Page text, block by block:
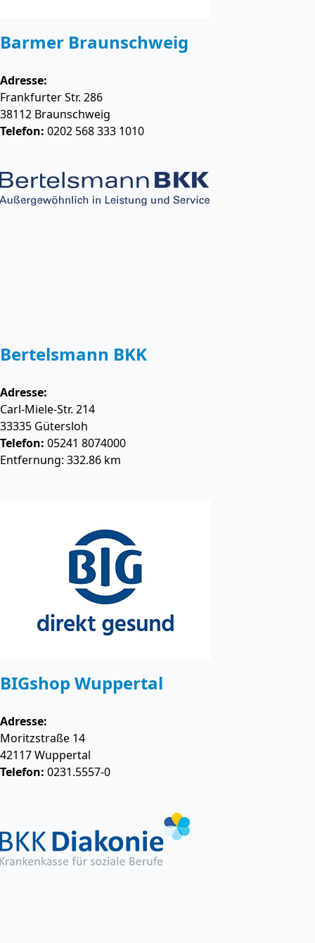
Barmer Braunschweig
Adresse:
Frankfurter Str. 286
38112 Braunschweig
Telefon: 0202 568 333 1010
Bertelsmann BKK
Adresse:
Carl-Miele-Str. 214
33335 Gütersloh
Telefon: 05241 8074000
Entfernung: 332.86 km
BIGshop Wuppertal
Adresse:
Moritzstraße 14
42117Wuppertal
Telefon: 0231.5557-0